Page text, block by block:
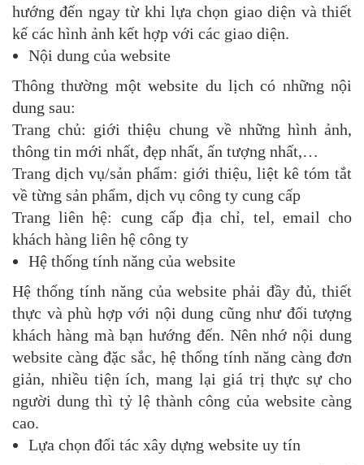
hướng đến ngay từ khi lựa chọn giao diện và thiết
kế các hình ảnh kết hợp với các giao diện.
Nội dung của website
Thông thường một website du lịch có những nội
dung sau:
Trang chủ: giới thiệu chung về những hình ảnh,
thông tin mới nhất, đẹp nhất, ấn tượng nhất,…
Trang dịch vụ/sản phẩm: giới thiệu, liệt kê tóm tắt
về từng sản phẩm, dịch vụ công ty cung cấp
Trang liên hệ: cung cấp địa chỉ, tel, email cho
khách hàng liên hệ công ty
Hệ thống tính năng của website
Hệ thống tính năng của website phải đầy đủ, thiết
thực và phù hợp với nội dung cũng như đối tượng
khách hàng mà bạn hướng đến. Nên nhớ nội dung
website càng đặc sắc, hệ thống tính năng càng đơn
giản, nhiều tiện ích, mang lại giá trị thực sự cho
người dung thì tỷ lệ thành công của website càng
cao.
Lựa chọn đối tác xây dựng website uy tín